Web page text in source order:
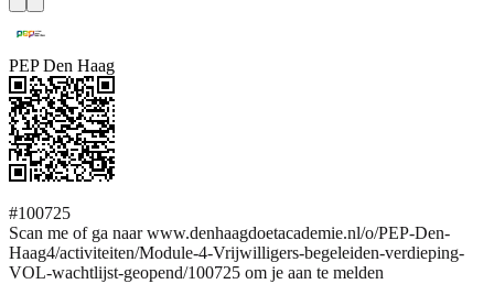
PEP Den Haag
#100725
Scan me of ga naar www.denhaagdoetacademie.nl/o/PEP-Den-
Haag4/activiteiten/Module-4-Vrijwilligers-begeleiden-verdieping-
VOL-wachtlijst-geopend/100725 om je aan te melden